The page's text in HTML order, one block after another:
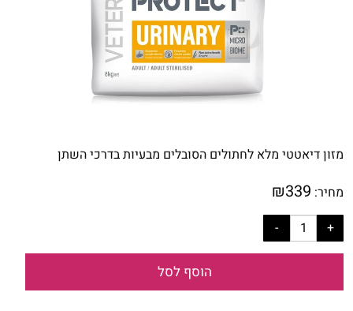
מזון דיאטטי מלא לחתולים הסובלים מבעיות בדרכי השתן
מחיר:
₪339
הוסף לסל